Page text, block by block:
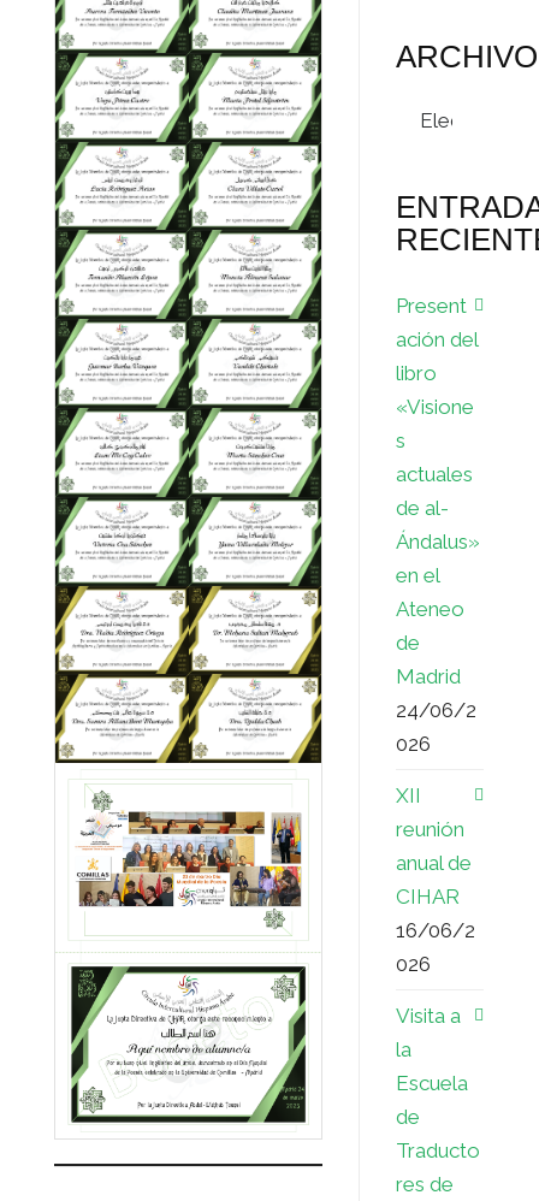
Present
ación del
libro
«Visione
s
actuales
de al-
Ándalus»
en el
Ateneo
de
Madrid
24/06/2
026
XII
reunión
anual de
CIHAR
16/06/2
026
Visita a
la
Escuela
de
Traducto
res de